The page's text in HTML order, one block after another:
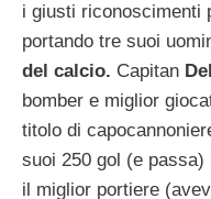
i giusti riconoscimenti
portando tre suoi
del calcio. Capitan
bomber e miglior
titolo di
suoi 250 gol (e passa)
il miglior portiere